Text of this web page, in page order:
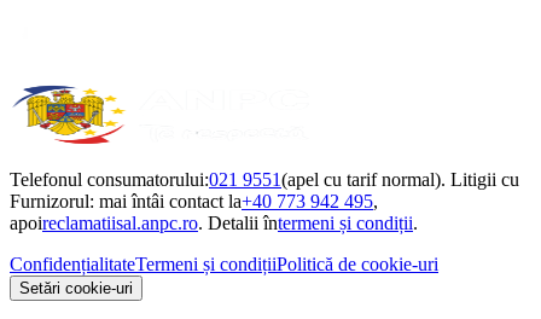
Telefonul consumatorului:021 9551(apel cu tarif normal). Litigii cu
Furnizorul: mai întâi contact la+40 773 942 495,
apoireclamatiisal.anpc.ro. Detalii întermeni și condiții.
ConfidențialitateTermeni și condițiiPolitică de cookie-uri
Setări cookie-uri